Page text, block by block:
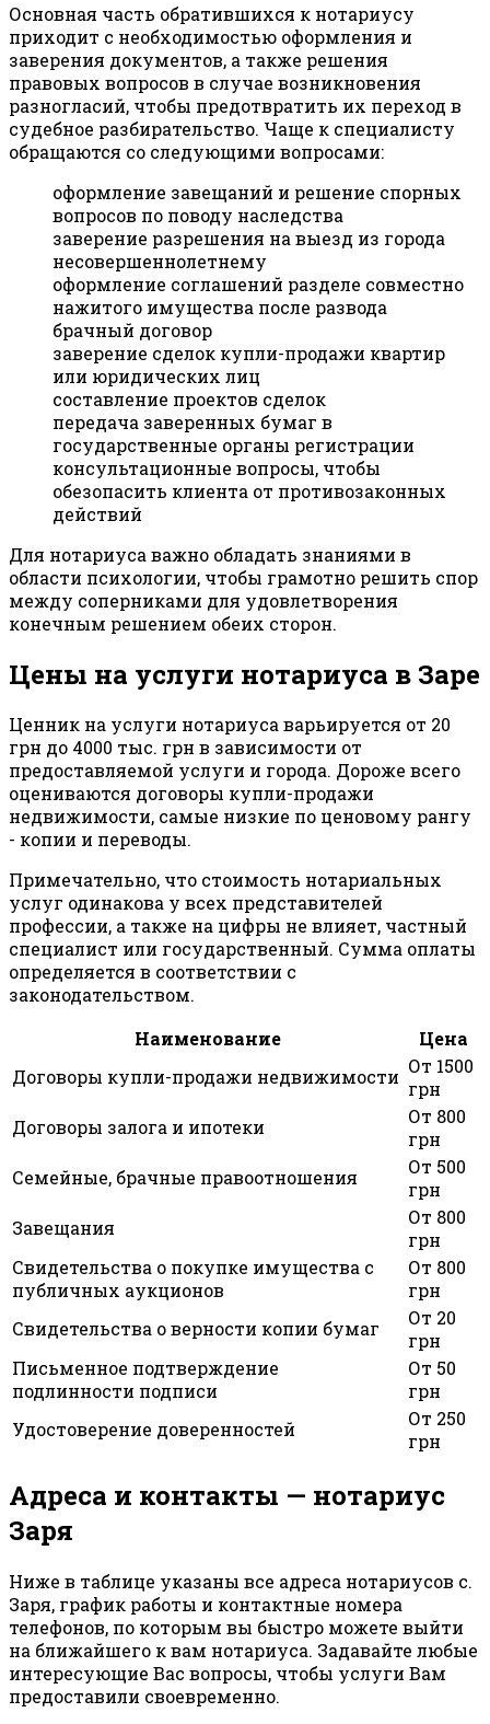
Основная часть обратившихся к нотариусу
приходит с необходимостью оформления и
заверения документов, а также решения
правовых вопросов в случае возникновения
разногласий, чтобы предотвратить их переход в
судебное разбирательство. Чаще к специалисту
обращаются со следующими вопросами:
оформление завещаний и решение спорных
вопросов по поводу наследства
заверение разрешения на выезд из города
несовершеннолетнему
оформление соглашений разделе совместно
нажитого имущества после развода
брачный договор
заверение сделок купли-продажи квартир
или юридических лиц
составление проектов сделок
передача заверенных бумаг в
государственные органы регистрации
консультационные вопросы, чтобы
обезопасить клиента от противозаконных
действий
Для нотариуса важно обладать знаниями в
области психологии, чтобы грамотно решить спор
между соперниками для удовлетворения
конечным решением обеих сторон.
Цены на услуги нотариуса в Заре
Ценник на услуги нотариуса варьируется от 20
грн до 4000 тыс. грн в зависимости от
предоставляемой услуги и города. Дороже всего
оцениваются договоры купли-продажи
недвижимости, самые низкие по ценовому рангу
- копии и переводы.
Примечательно, что стоимость нотариальных
услуг одинакова у всех представителей
профессии, а также на цифры не влияет, частный
специалист или государственный. Сумма оплаты
определяется в соответствии с
законодательством.
Наименование
Цена
Договоры купли-продажи недвижимости От 1500
грн
Договоры залога и ипотеки
От 800
грн
Семейные, брачные правоотношения
От 500
грн
Завещания
От 800
грн
Свидетельства о покупке имущества с
публичных аукционов
От 800
грн
Свидетельства о верности копии бумаг
От 20
грн
Письменное подтверждение
подлинности подписи
От 50
грн
Удостоверение доверенностей
От 250
грн
Адреса и контакты — нотариус
Заря
Ниже в таблице указаны все адреса нотариусов с.
Заря, график работы и контактные номера
телефонов, по которым вы быстро можете выйти
на ближайшего к вам нотариуса. Задавайте любые
интересующие Вас вопросы, чтобы услуги Вам
предоставили своевременно.